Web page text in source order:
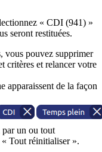
« CDI (941) »
seront restituées.
vous pouvez supprimer
critères et relancer votre
apparaissent de la façon
un ou tout
Tout réinitialiser ».